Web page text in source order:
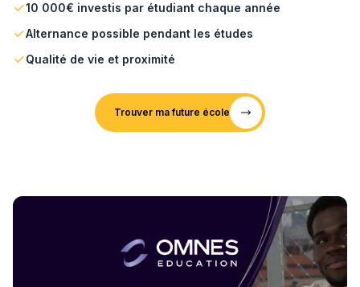
10 000€ investis par étudiant chaque année
Alternance possible pendant les études
Qualité de vie et proximité
Trouver ma future école